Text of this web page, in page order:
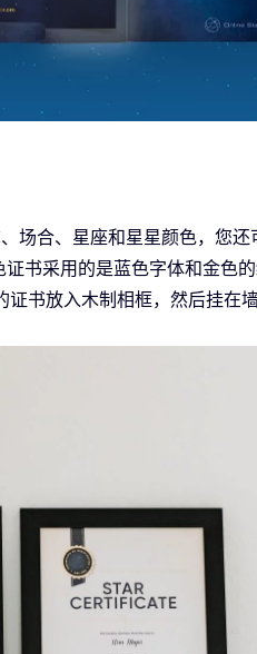
场合、星座和星星颜色，您还
书采用的是蓝色字体和金色
书放入木制相框，然后挂在墙